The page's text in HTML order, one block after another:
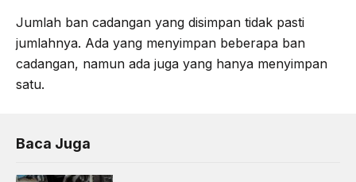
Jumlah ban cadangan yang disimpan tidak pasti
jumlahnya. Ada yang menyimpan beberapa ban
cadangan, namun ada juga yang hanya menyimpan
satu.
Baca Juga